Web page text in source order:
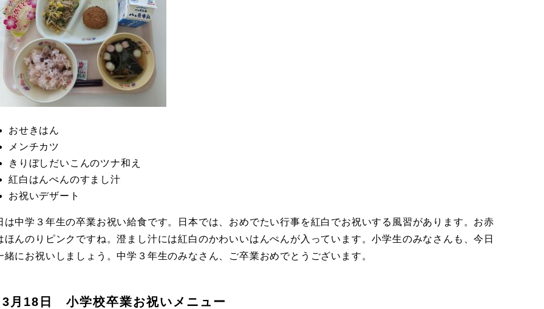
おせきはん
メンチカツ
きりぼしだいこんのツナ和え
紅白はんぺんのすまし汁
お祝いデザート
は中学３年生の卒業お祝い給食です。日本では、おめでたい行事を紅白でお祝いする風習があります。お赤
ほんのりピンクですね。澄まし汁には紅白のかわいいはんぺんが入っています。小学生のみなさんも、今日
緒にお祝いしましょう。中学３年生のみなさん、ご卒業おめでとうございます。
3月18日 小学校卒業お祝いメニュー